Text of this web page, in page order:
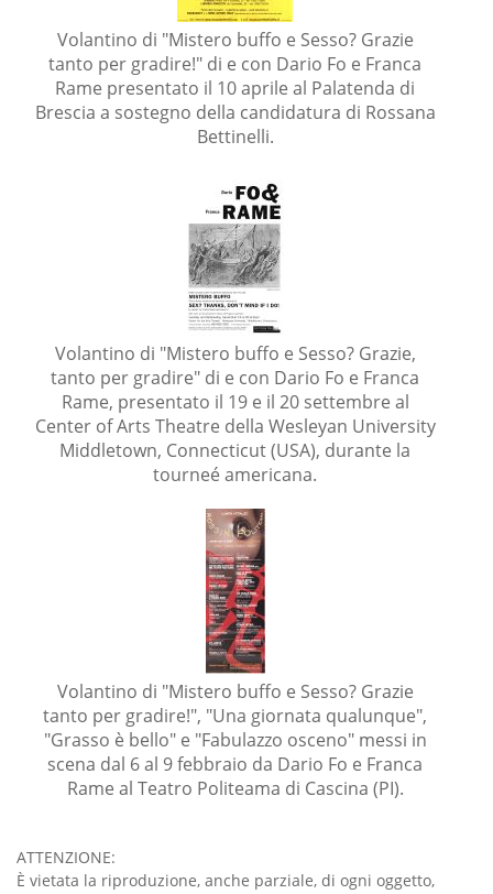
Volantino di "Mistero buffo e Sesso? Grazie
tanto per gradire!" di e con Dario Fo e Franca
Rame presentato il 10 aprile al Palatenda di
Brescia a sostegno della candidatura di Rossana
Bettinelli.
Volantino di "Mistero buffo e Sesso? Grazie,
tanto per gradire" di e con Dario Fo e Franca
Rame, presentato il 19 e il 20 settembre al
Center of Arts Theatre della Wesleyan University
Middletown, Connecticut (USA), durante la
tourneé americana.
Volantino di "Mistero buffo e Sesso? Grazie
tanto per gradire!", "Una giornata qualunque",
"Grasso è bello" e "Fabulazzo osceno" messi in
scena dal 6 al 9 febbraio da Dario Fo e Franca
Rame al Teatro Politeama di Cascina (PI).
ATTENZIONE:
È vietata la riproduzione, anche parziale, di ogni oggetto,